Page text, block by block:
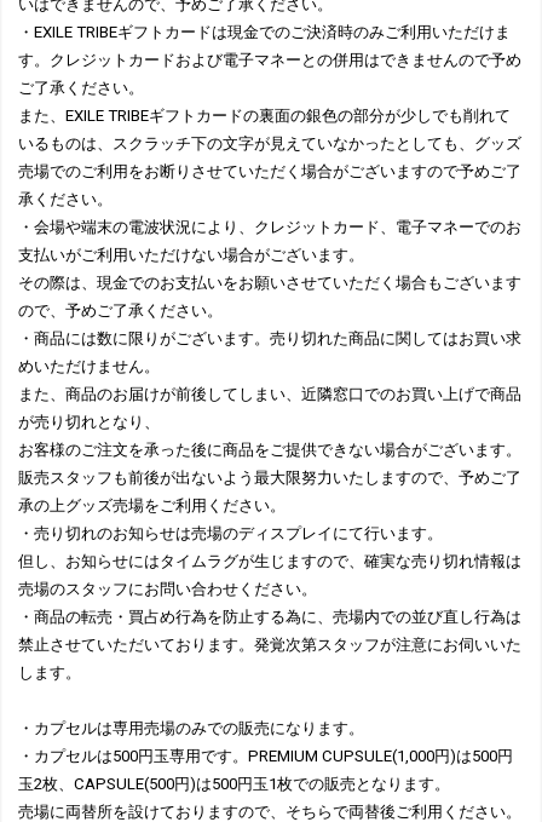
いはできませんので、予めご了承ください。
・EXILE TRIBEギフトカードは現金でのご決済時のみご利用いただけま
す。クレジットカードおよび電子マネーとの併用はできませんので予め
ご了承ください。
また、EXILE TRIBEギフトカードの裏面の銀色の部分が少しでも削れて
いるものは、スクラッチ下の文字が見えていなかったとしても、グッズ
売場でのご利用をお断りさせていただく場合がございますので予めご了
承ください。
・会場や端末の電波状況により、クレジットカード、電子マネーでのお
支払いがご利用いただけない場合がございます。
その際は、現金でのお支払いをお願いさせていただく場合もございます
ので、予めご了承ください。
・商品には数に限りがございます。売り切れた商品に関してはお買い求
めいただけません。
また、商品のお届けが前後してしまい、近隣窓口でのお買い上げで商品
が売り切れとなり、
お客様のご注文を承った後に商品をご提供できない場合がございます。
販売スタッフも前後が出ないよう最大限努力いたしますので、予めご了
承の上グッズ売場をご利用ください。
・売り切れのお知らせは売場のディスプレイにて行います。
但し、お知らせにはタイムラグが生じますので、確実な売り切れ情報は
売場のスタッフにお問い合わせください。
・商品の転売・買占め行為を防止する為に、売場内での並び直し行為は
禁止させていただいております。発覚次第スタッフが注意にお伺いいた
します。
・カプセルは専用売場のみでの販売になります。
・カプセルは500円玉専用です。PREMIUM CUPSULE(1,000円)は500円
玉2枚、CAPSULE(500円)は500円玉1枚での販売となります。
売場に両替所を設けておりますので、そちらで両替後ご利用ください。